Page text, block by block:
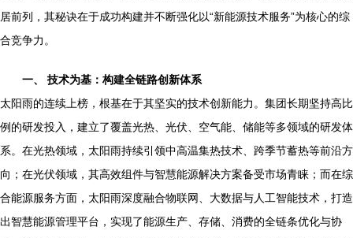
居前列，其秘诀在于成功构建并不断强化以“新能源技术服务”为核心的综
合竞争力。
一、 技术为基：构建全链路创新体系
太阳雨的连续上榜，根基在于其坚实的技术创新能力。集团长期坚持高比
例的研发投入，建立了覆盖光热、光伏、空气能、储能等多领域的研发体
系。在光热领域，太阳雨持续引领中高温集热技术、跨季节蓄热等前沿方
向；在光伏领域，其高效组件与智慧能源解决方案备受市场青睐；而在综
合能源服务方面，太阳雨深度融合物联网、大数据与人工智能技术，打造
出智慧能源管理平台，实现了能源生产、存储、消费的全链条优化与协